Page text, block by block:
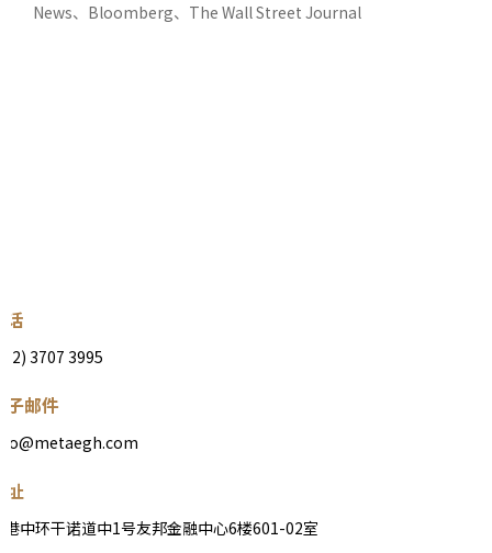
News、Bloomberg、The Wall Street Journal
话
3707 3995
子邮件
址
港中环干诺道中1号友邦金融中心6楼601-02室